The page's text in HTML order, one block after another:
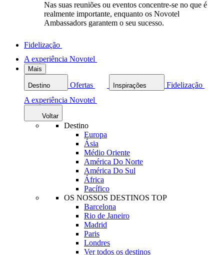
Nas suas reuniões ou eventos concentre-se no que é
realmente importante, enquanto os Novotel
Ambassadors garantem o seu sucesso.
Fidelização
A experiência Novotel
Mais
Destino Ofertas Inspirações
Fidelização
A experiência Novotel
Voltar
Destino
Europa
Ásia
Médio Oriente
América Do Norte
América Do Sul
África
Pacífico
OS NOSSOS DESTINOS TOP
Barcelona
Rio de Janeiro
Madrid
Paris
Londres
Ver todos os destinos